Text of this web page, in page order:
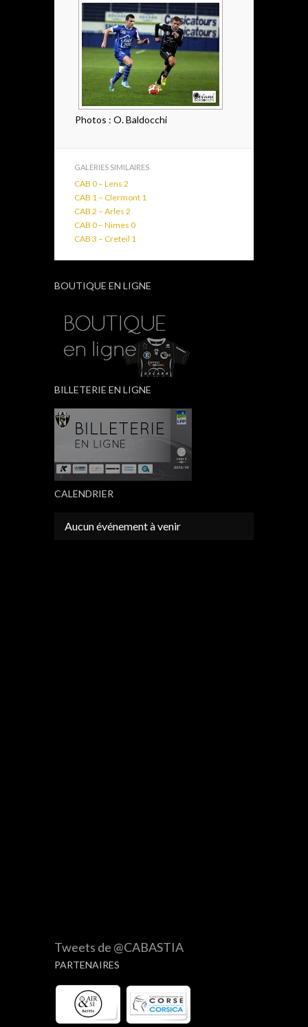
Photos : O. Baldocchi
GALERIES SIMILAIRES
CAB 0 – Lens 2
CAB 1 – Clermont 1
CAB 2 – Arles 2
CAB 0 – Nimes 0
CAB 3 – Creteil 1
BOUTIQUE EN LIGNE
BILLETERIE EN LIGNE
CALENDRIER
Aucun événement à venir
Tweets de @CABASTIA
PARTENAIRES